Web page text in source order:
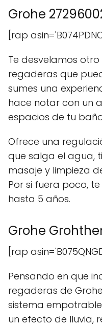
Grohe
[rap
Te desvelamos
regaderas que
sumes una
hace notar con un
espacios de tu
Ofrece una
que salga el agua,
masaje y limpieza
Por si fuera poco,
hasta 5 años.
Grohe
[rap
Pensando en que
regaderas de
sistema
un efecto de lluvia,